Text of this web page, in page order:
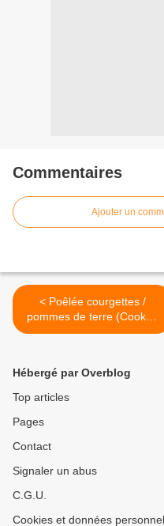
Commentaires
Ajouter un
< Poêlée courgettes /
pommes de terre (Cookeo
ou non)
Hébergé par Overblog
Top articles
Pages
Contact
Signaler un abus
C.G.U.
Cookies et données